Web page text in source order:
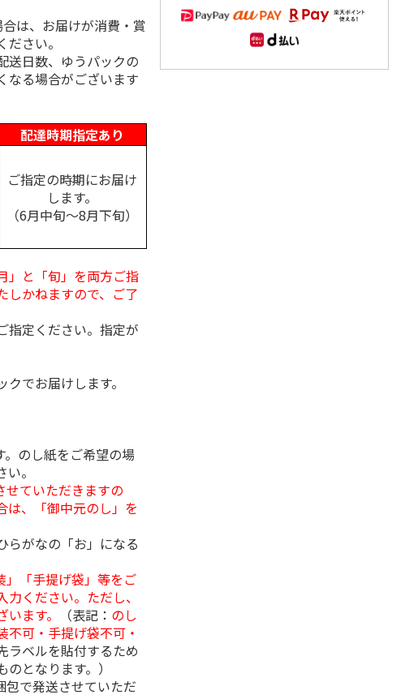
は、お届けが消費・賞
さい。
送日数、ゆうパックの
なる場合がございます
配達時期指定あり
ご指定の時期にお届け
します。
（6月中旬～8月下旬）
」と「旬」を両方ご指
しかねますので、ご了
指定ください。指定が
でお届けします。
のし紙をご希望の場
。
せていただきますの
は、「御中元のし」を
らがなの「お」になる
」「手提げ袋」等をご
ください。ただし、
ます。
（表記： のし
可・手提げ袋不可・
ラベルを貼付するため
となります。）
で発送させていただ